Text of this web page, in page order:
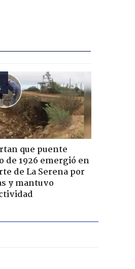
que puente
de 1926 emergió en
de La Serena por
y mantuvo